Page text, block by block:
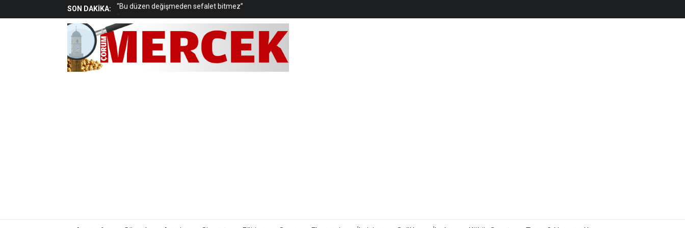
SON DAKİKA:
“Halktan, emekten, eşitlikten, adaletten yana bütçe istiyoruz”
“Gelir dağılımındaki adaletsizlik toplumsal sonuçlar yaratıyor”
Arkadaşını yaralayan çocuk gözaltına alındı
Düğün magandalarına operasyon: 11 gözaltı
“Çocukların güvenliği toplumsal sorumluluktur”
Cinayet kurbanı kadın, Çorum’da toprağa verildi